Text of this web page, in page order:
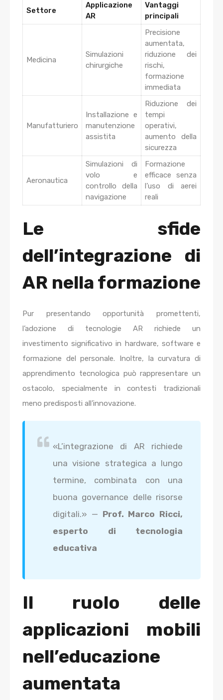
Settore
Applicazione
AR
Vantaggi
principali
Medicina
Simulazioni
chirurgiche
Precisione
aumentata,
riduzione dei
rischi,
formazione
immediata
Manufatturiero
Installazione e
manutenzione
assistita
Riduzione dei
tempi
operativi,
aumento della
sicurezza
Aeronautica
Simulazioni di
volo e
controllo della
navigazione
Formazione
efficace senza
l’uso di aerei
reali
Le sfide
dell’integrazione di
AR nella formazione
Pur presentando opportunità promettenti,
l’adozione di tecnologie AR richiede un
investimento significativo in hardware, software e
formazione del personale. Inoltre, la curvatura di
apprendimento tecnologica può rappresentare un
ostacolo, specialmente in contesti tradizionali
meno predisposti all’innovazione.
«L’integrazione di AR richiede
una visione strategica a lungo
termine, combinata con una
buona governance delle risorse
digitali.» — Prof. Marco Ricci,
esperto di tecnologia
educativa
Il ruolo delle
applicazioni mobili
nell’educazione
aumentata